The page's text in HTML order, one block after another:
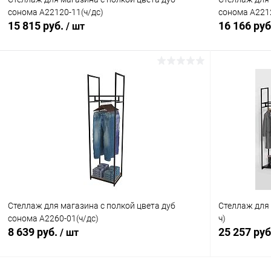
сонома A22120-11(ч/дс)
15 815 руб. / шт
В корзину
сонома
16 166
Купить в
В
Стеллаж для магазина с полкой цвета дуб
сонома A2260-01(ч/дс)
8 639 руб. / шт
Стеллаж для
ч)
25 257